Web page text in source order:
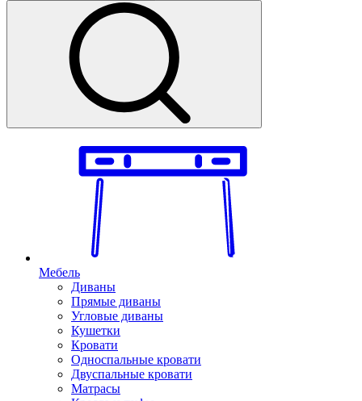
Мебель
Диваны
Прямые диваны
Угловые диваны
Кушетки
Кровати
Односпальные кровати
Двуспальные кровати
Матрасы